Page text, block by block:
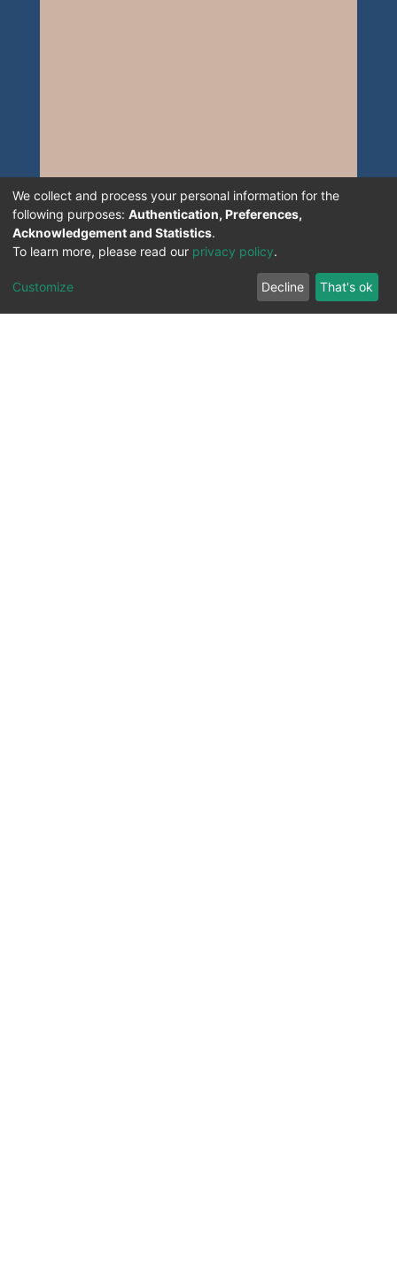
We collect and process your personal information for the
following purposes: Authentication, Preferences,
Acknowledgement and Statistics.
To learn more, please read our privacy policy.
Customize Decline That's ok